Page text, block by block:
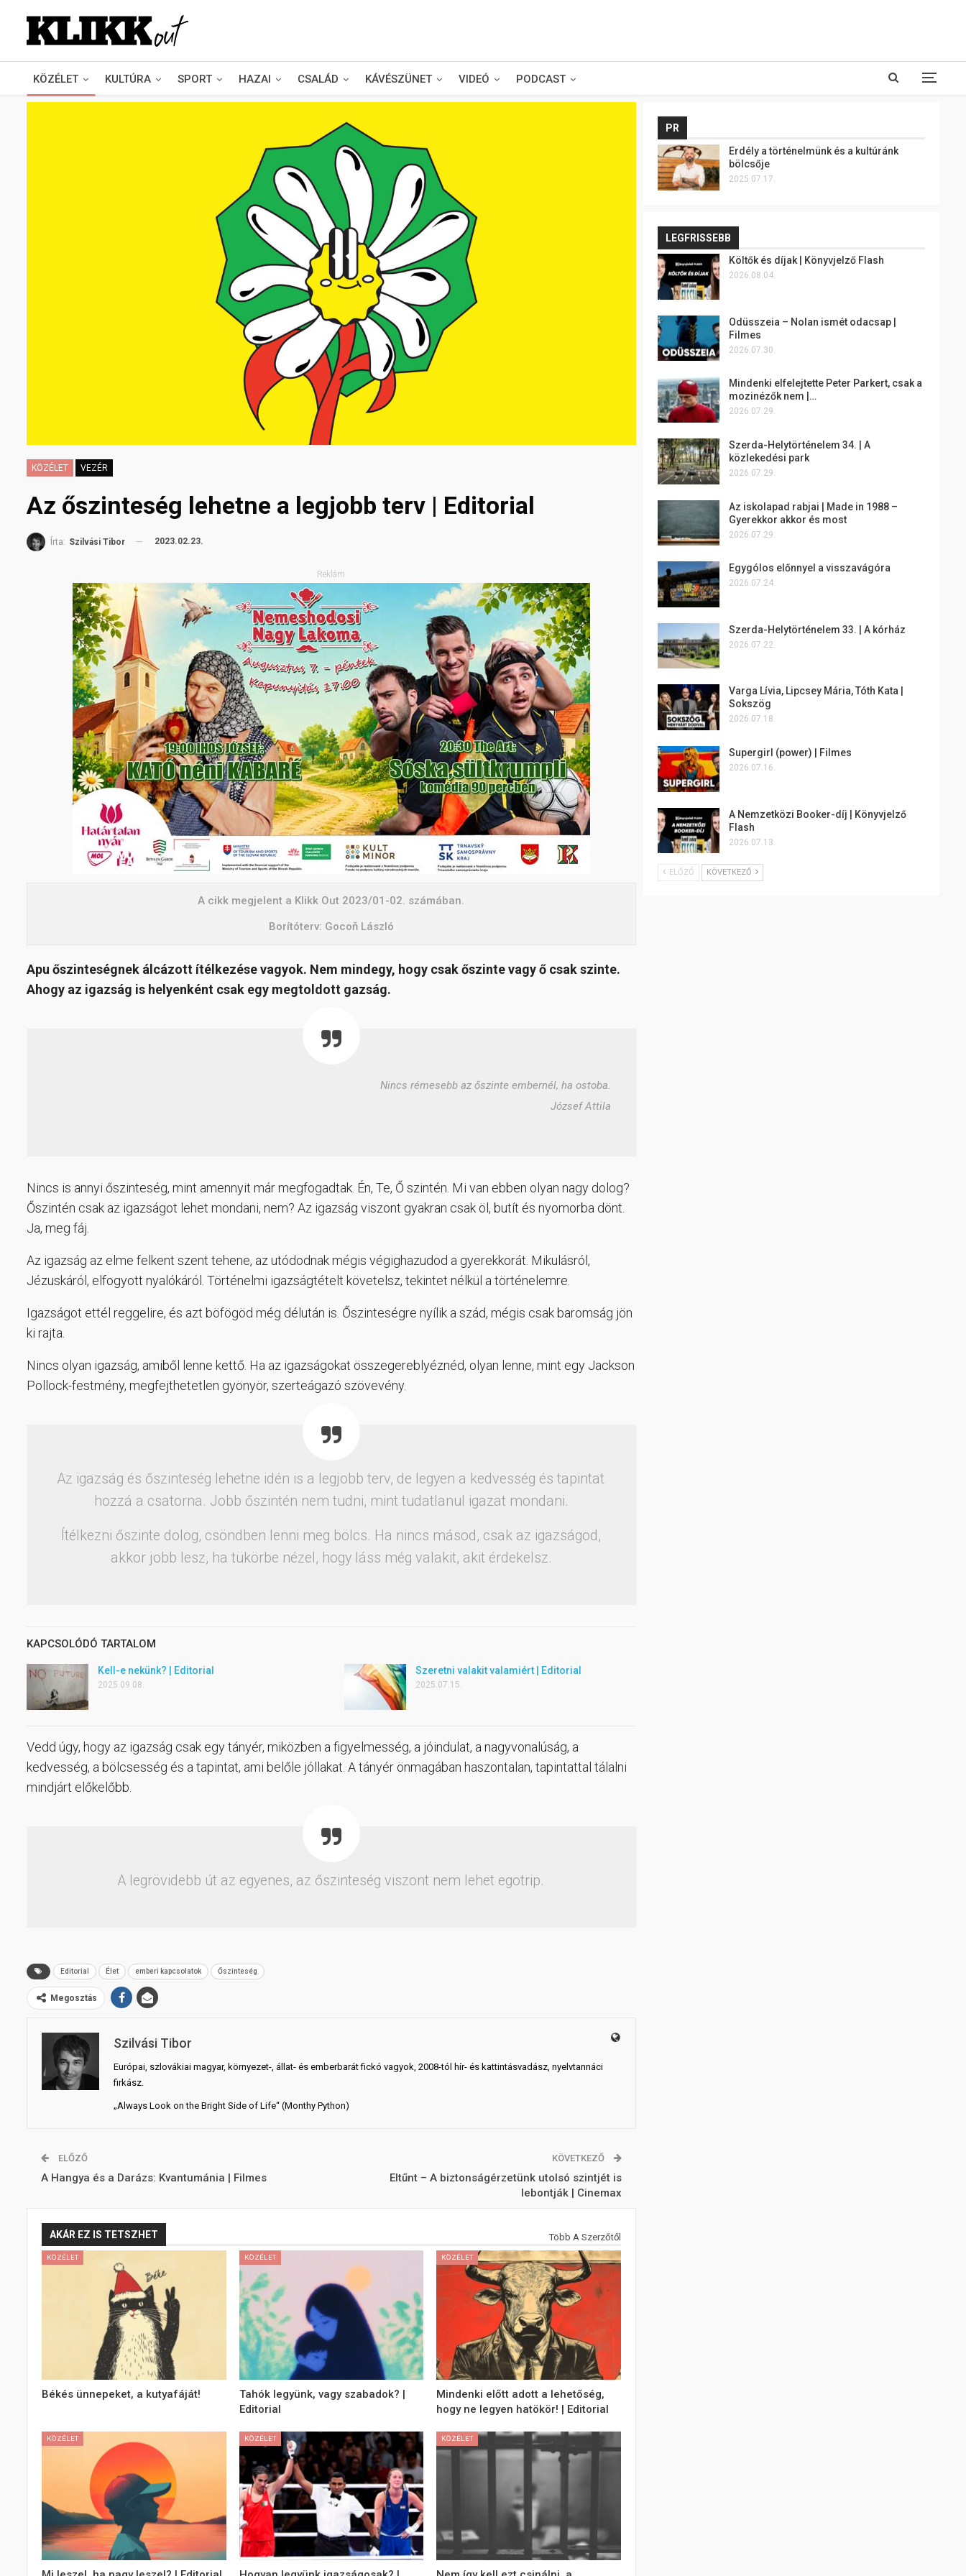
KÖZÉLET KULTÚRA SPORT HAZAI CSALÁD KÁVÉSZÜNET VIDEÓ PODCAST
KÖZÉLET VEZÉR
Az őszinteség lehetne a legjobb terv | Editorial
Írta: Szilvási Tibor 2023.02.23.
Reklám
A cikk megjelent a Klikk Out 2023/01-02. számában.
Borítóterv: Gocoň László
Apu őszinteségnek álcázott ítélkezése vagyok. Nem mindegy, hogy csak őszinte vagy ő csak szinte.
Ahogy az igazság is helyenként csak egy megtoldott gazság.
Nincs rémesebb az őszinte embernél, ha ostoba.
József Attila
Nincs is annyi őszinteség, mint amennyit már megfogadtak. Én, Te, Ő szintén. Mi van ebben olyan nagy dolog?
Őszintén csak az igazságot lehet mondani, nem? Az igazság viszont gyakran csak öl, butít és nyomorba dönt.
Ja, meg fáj.
Az igazság az elme felkent szent tehene, az utódodnak mégis végighazudod a gyerekkorát. Mikulásról,
Jézuskáról, elfogyott nyalókáról. Történelmi igazságtételt követelsz, tekintet nélkül a történelemre.
Igazságot ettél reggelire, és azt böfögöd még délután is. Őszinteségre nyílik a szád, mégis csak baromság jön
ki rajta.
Nincs olyan igazság, amiből lenne kettő. Ha az igazságokat összegereblyéznéd, olyan lenne, mint egy Jackson
Pollock-festmény, megfejthetetlen gyönyör, szerteágazó szövevény.
Az igazság és őszinteség lehetne idén is a legjobb terv, de legyen a kedvesség és tapintat
hozzá a csatorna. Jobb őszintén nem tudni, mint tudatlanul igazat mondani.
Ítélkezni őszinte dolog, csöndben lenni meg bölcs. Ha nincs másod, csak az igazságod,
akkor jobb lesz, ha tükörbe nézel, hogy láss még valakit, akit érdekelsz.
KAPCSOLÓDÓ TARTALOM
Kell-e nekünk? | Editorial
2025.09.08.
Szeretni valakit valamiért | Editorial
2025.07.15.
Vedd úgy, hogy az igazság csak egy tányér, miközben a figyelmesség, a jóindulat, a nagyvonalúság, a
kedvesség, a bölcsesség és a tapintat, ami belőle jóllakat. A tányér önmagában haszontalan, tapintattal tálalni
mindjárt előkelőbb.
A legrövidebb út az egyenes, az őszinteség viszont nem lehet egotrip.
Editorial Élet emberi kapcsolatok Őszinteség
Megosztás
Szilvási Tibor
Európai, szlovákiai magyar, környezet-, állat- és emberbarát fickó vagyok, 2008-tól hír- és kattintásvadász, nyelvtannáci
firkász.
„Always Look on the Bright Side of Life“ (Monthy Python)
ELŐZŐ
A Hangya és a Darázs: Kvantumánia | Filmes
KÖVETKEZŐ
Eltűnt – A biztonságérzetünk utolsó szintjét is
lebontják | Cinemax
AKÁR EZ IS TETSZHET Több A Szerzőtől
KÖZÉLET
Békés ünnepeket, a kutyafáját!
KÖZÉLET
Tahók legyünk, vagy szabadok? |
Editorial
KÖZÉLET
Mindenki előtt adott a lehetőség,
hogy ne legyen hatökör! | Editorial
KÖZÉLET KÖZÉLET KÖZÉLET
PR
Erdély a történelmünk és a kultúránk
bölcsője
2025.07.17.
LEGFRISSEBB
Költők és díjak | Könyvjelző Flash
2026.08.04.
Odüsszeia – Nolan ismét odacsap |
Filmes
2026.07.30.
Mindenki elfelejtette Peter Parkert, csak a
mozinézők nem |…
2026.07.29.
Szerda-Helytörténelem 34. | A
közlekedési park
2026.07.29.
Az iskolapad rabjai | Made in 1988 –
Gyerekkor akkor és most
2026.07.29.
Egygólos előnnyel a visszavágóra
2026.07.24.
Szerda-Helytörténelem 33. | A kórház
2026.07.22.
Varga Lívia, Lipcsey Mária, Tóth Kata |
Sokszög
2026.07.18.
Supergirl (power) | Filmes
2026.07.16.
A Nemzetközi Booker-díj | Könyvjelző
Flash
2026.07.13.
ELŐZŐ KÖVETKEZŐ